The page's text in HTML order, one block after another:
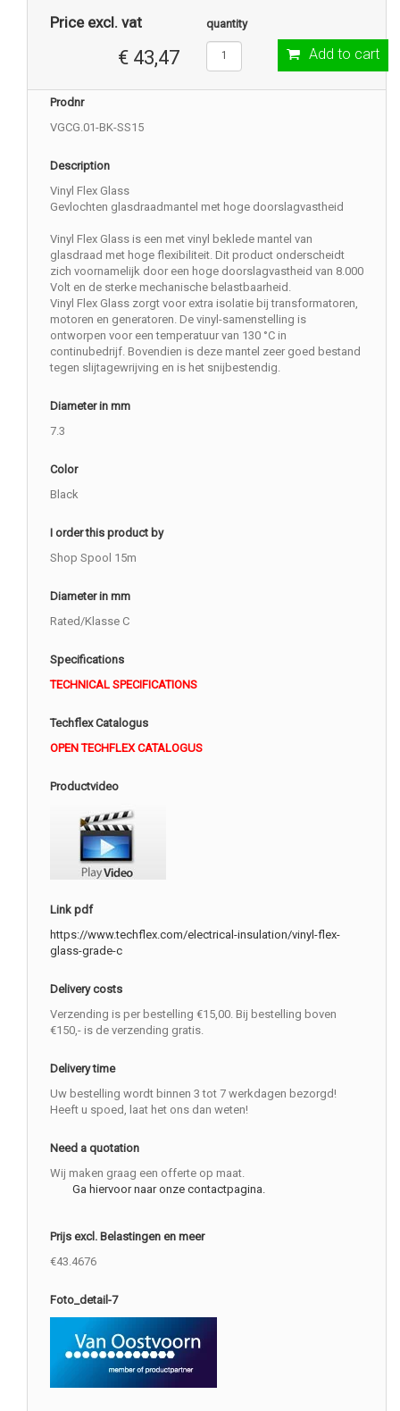
Price excl. vat
€ 43,47
quantity
Add to cart
Prodnr
VGCG.01-BK-SS15
Description
Vinyl Flex Glass
Gevlochten glasdraadmantel met hoge doorslagvastheid
Vinyl Flex Glass is een met vinyl beklede mantel van
glasdraad met hoge flexibiliteit. Dit product onderscheidt
zich voornamelijk door een hoge doorslagvastheid van 8.000
Volt en de sterke mechanische belastbaarheid.
Vinyl Flex Glass zorgt voor extra isolatie bij transformatoren,
motoren en generatoren. De vinyl-samenstelling is
ontworpen voor een temperatuur van 130 °C in
continubedrijf. Bovendien is deze mantel zeer goed bestand
tegen slijtagewrijving en is het snijbestendig.
Diameter in mm
7.3
Color
Black
I order this product by
Shop Spool 15m
Diameter in mm
Rated/Klasse C
Specifications
TECHNICAL SPECIFICATIONS
Techflex Catalogus
OPEN TECHFLEX CATALOGUS
Productvideo
Link pdf
https://www.techflex.com/electrical-insulation/vinyl-flex-
glass-grade-c
Delivery costs
Verzending is per bestelling €15,00. Bij bestelling boven
€150,- is de verzending gratis.
Delivery time
Uw bestelling wordt binnen 3 tot 7 werkdagen bezorgd!
Heeft u spoed, laat het ons dan weten!
Need a quotation
Wij maken graag een offerte op maat.
Ga hiervoor naar onze contactpagina.
Prijs excl. Belastingen en meer
€43.4676
Foto_detail-7